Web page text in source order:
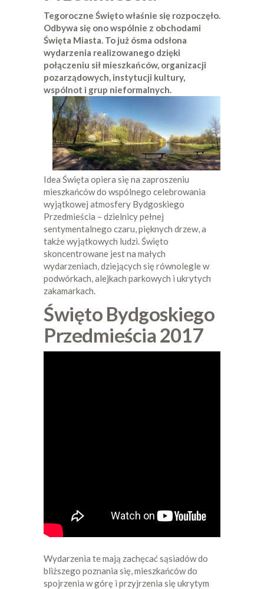
Tegoroczne Święto właśnie się rozpoczęło.
Odbywa się ono wspólnie z obchodami
Święta Miasta. To już ósma odsłona
wydarzenia realizowanego dzięki
połączeniu sił mieszkańców, organizacji
pozarządowych, instytucji kultury,
wspólnot i grup nieformalnych.
Idea Święta opiera się na zaproszeniu
mieszkańców do wspólnego celebrowania
wyjątkowej atmosfery Bydgoskiego
Przedmieścia – dzielnicy pełnej
sentymentalnego czaru, pięknych drzew, a
także wyjątkowych ludzi. Święto
skoncentrowane jest na małych
wydarzeniach, dziejących się równolegle w
podwórkach, alejkach parkowych i ukrytych
zakamarkach.
Święto Bydgoskiego
Przedmieścia 2017
Wydarzenia te mają zachęcać sąsiadów do
bliższego poznania się, mieszkańców do
spojrzenia w górę i przyjrzenia się ukrytym